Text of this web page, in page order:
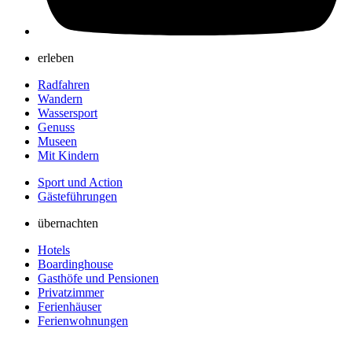
erleben
Radfahren
Wandern
Wassersport
Genuss
Museen
Mit Kindern
Sport und Action
Gästeführungen
übernachten
Hotels
Boardinghouse
Gasthöfe und Pensionen
Privatzimmer
Ferienhäuser
Ferienwohnungen